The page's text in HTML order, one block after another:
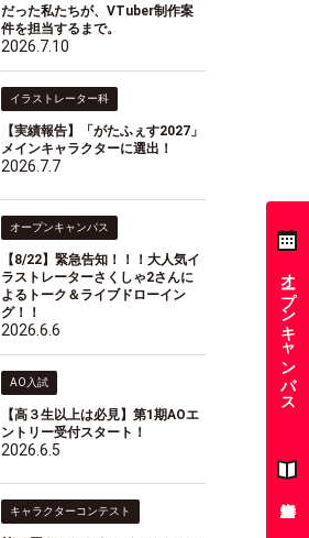
だった私たちが、VTuber制作案
件を担当するまで。
2026.7.10
イラストレーター科
【実績報告】「がたふぇす2027」
メインキャラクターに選出！
2026.7.7
オープンキャンパス
【8/22】緊急告知！！！大人気イ
ラストレーターさくしゃ2さんに
よるトーク＆ライブドローイン
グ！！
2026.6.6
AO入試
【高３生以上は必見】第1期AOエ
ントリー受付スタート！
2026.6.5
キャラクターコンテスト
オープンキャンパス